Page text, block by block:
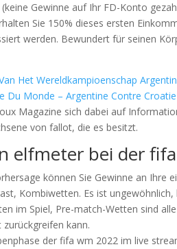
(keine Gewinne auf Ihr FD-Konto
Sie 150% dieses ersten
werden. Bewundert für seinen
Het Wereldkampioenschap
Du Monde – Argentine Contre
Magazine sich dabei auf
von fallot, die es besitzt.
elfmeter bei der
können Sie Gewinne an Ihre
Kombiwetten. Es ist
im Spiel, Pre-match-Wetten sind
kann.
der fifa wm 2022 im live